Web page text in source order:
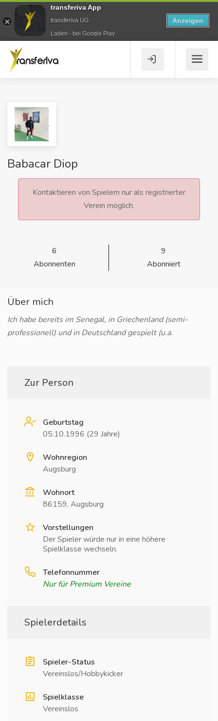
Babacar Diop
Kontaktieren von Spielern nur als registrierter
Verein möglich.
6
Abonnenten
9
Abonniert
Über mich
Ich habe bereits im Senegal, in Griechenland (semi-
professionell) und in Deutschland gespielt (u.a.
Zur Person
Geburtstag
05.10.1996 (29 Jahre)
Wohnregion
Augsburg
Wohnort
86159, Augsburg
Vorstellungen
Der Spieler würde nur in eine höhere
Spielklasse wechseln.
Telefonnummer
Nur für Premium Vereine
Spielerdetails
Spieler-Status
Vereinslos/Hobbykicker
Spielklasse
Vereinslos
transferiva App
transferiva UG
Laden - bei Google Play
Anzeigen